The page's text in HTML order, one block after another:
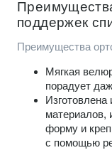
поддержек
Преимущества
Мягкая
порадует
Изготовлена
материалов,
форму и
с помощью